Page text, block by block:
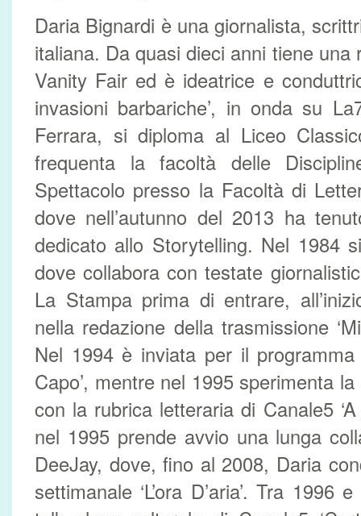
Daria Bignardi è una giornalista,
italiana. Da quasi dieci anni tiene una
Vanity Fair ed è ideatrice e
invasioni barbariche’, in onda su
Ferrara, si diploma al Liceo
frequenta la facoltà delle
Spettacolo presso la Facoltà di
dove nell’autunno del 2013 ha
dedicato allo Storytelling. Nel 1984
dove collabora con testate
La Stampa prima di entrare,
nella redazione della trasmissione
Nel 1994 è inviata per il
Capo’, mentre nel 1995 sperimenta
con la rubrica letteraria di Canale5
nel 1995 prende avvio una lunga
DeeJay, dove, fino al 2008, Daria
settimanale ‘L’ora D’aria’. Tra